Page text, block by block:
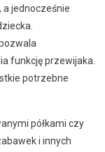
a jednocześnie
funkcję przewijaka.
potrzebne
półkami czy
i innych